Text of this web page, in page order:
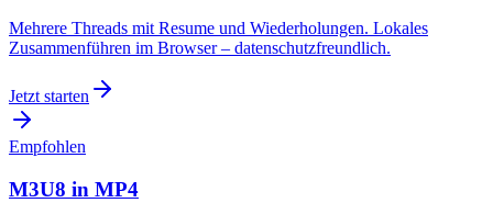
Mehrere Threads mit Resume und Wiederholungen. Lokales
Zusammenführen im Browser – datenschutzfreundlich.
Jetzt starten
Empfohlen
M3U8 in MP4